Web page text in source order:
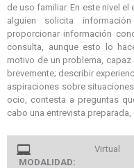
de uso familiar. En este nivel
alguien solicita
proporcionar información
consulta, aunque esto lo
motivo de un problema,
brevemente; describir
aspiraciones sobre
ocio, contesta a preguntas
cabo una entrevista
MODALIDAD:
Virtual